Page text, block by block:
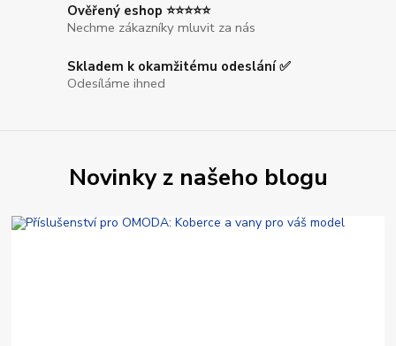
Ověřený eshop ⭐⭐⭐⭐⭐
Nechme zákazníky mluvit za nás
Skladem k okamžitému odeslání ✅
Odesíláme ihned
Novinky z našeho blogu